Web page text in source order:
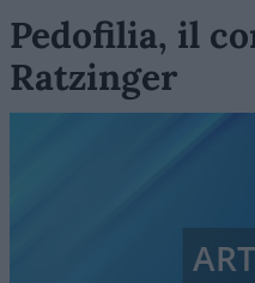
Pedofilia, il
Ratzinger